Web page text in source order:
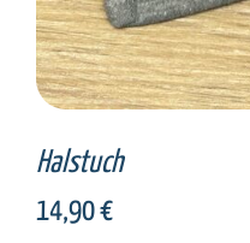
Halstuch
14,90€